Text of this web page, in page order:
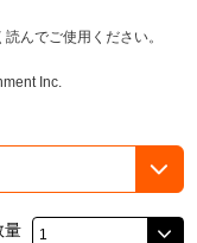
んでご使用ください。
Inc.
量